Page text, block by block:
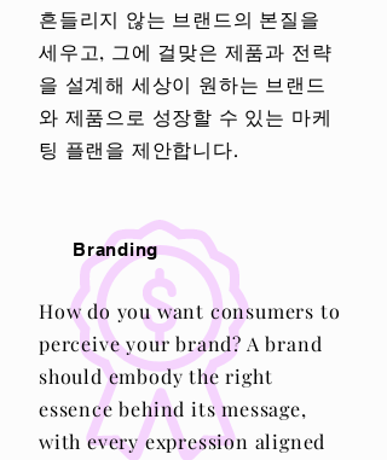
흔들리지 않는 브랜드의 본질을
세우고, 그에 걸맞은 제품과 전략
을 설계해 세상이 원하는 브랜드
와 제품으로 성장할 수 있는 마케
팅 플랜을 제안합니다.
Branding
How do you want consumers to
perceive your brand? A brand
should embody the right
essence behind its message,
with every expression aligned